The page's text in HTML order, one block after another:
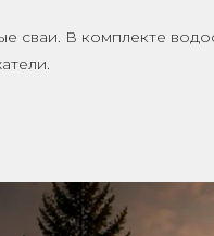
сваи. В комплекте